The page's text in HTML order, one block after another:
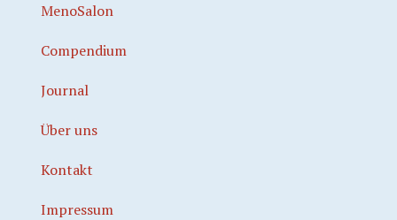
MenoSalon
Compendium
Journal
Über uns
Kontakt
Impressum